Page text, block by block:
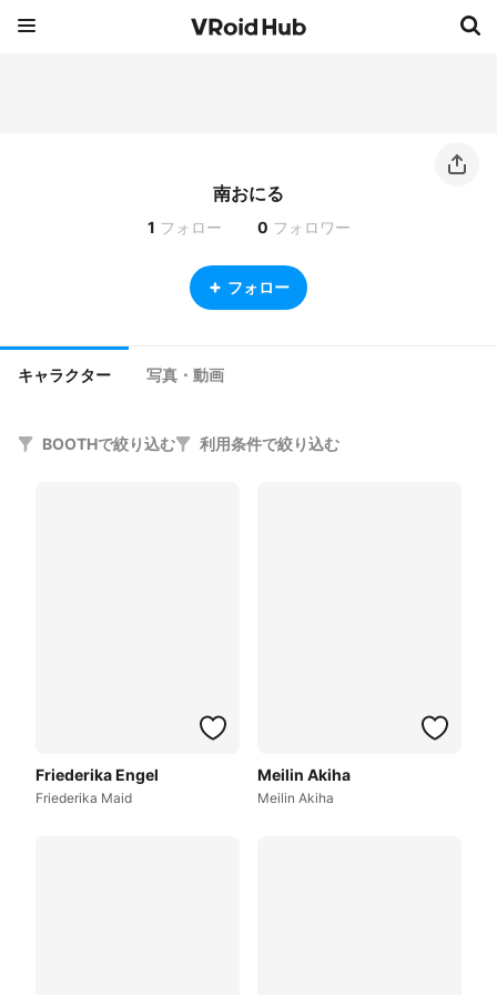
南おにる
1 フォロー 0 フォロワー
フォロー
キャラクター 写真・動画
BOOTHで絞り込む 利用条件で絞り込む
Friederika Engel
Friederika Maid
Meilin Akiha
Meilin Akiha